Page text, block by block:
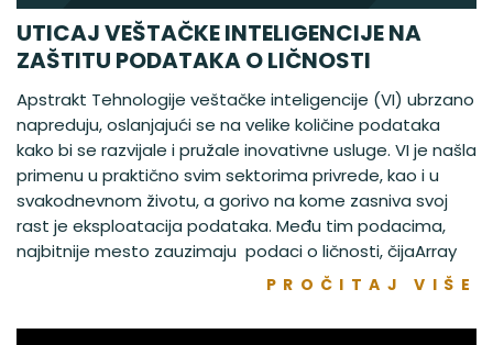
UTICAJ VEŠTAČKE INTELIGENCIJE NA
ZAŠTITU PODATAKA O LIČNOSTI
Apstrakt Tehnologije veštačke inteligencije (VI) ubrzano
napreduju, oslanjajući se na velike količine podataka
kako bi se razvijale i pružale inovativne usluge. VI je našla
primenu u praktično svim sektorima privrede, kao i u
svakodnevnom životu, a gorivo na kome zasniva svoj
rast je eksploatacija podataka. Među tim podacima,
najbitnije mesto zauzimaju podaci o ličnosti, čijaArray
PROČITAJ VIŠE